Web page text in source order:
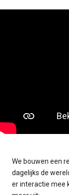
We bouwen een
dagelijks de
er interactie mee